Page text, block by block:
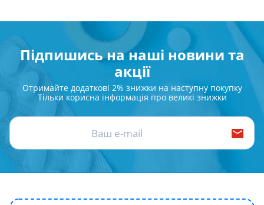
Підпишись на наші новини та
акції
Отримайте додаткові 2% знижки на наступну покупку
Тільки корисна інформація про великі знижки